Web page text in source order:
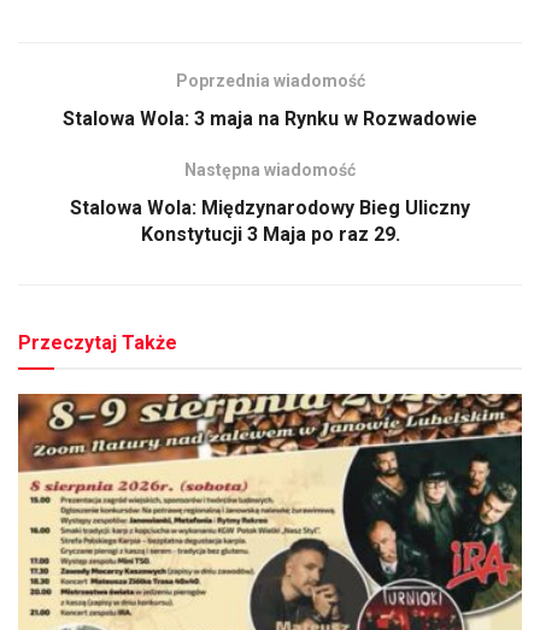
Poprzednia wiadomość
Stalowa Wola: 3 maja na Rynku w Rozwadowie
Następna wiadomość
Stalowa Wola: Międzynarodowy Bieg Uliczny
Konstytucji 3 Maja po raz 29.
Przeczytaj Także